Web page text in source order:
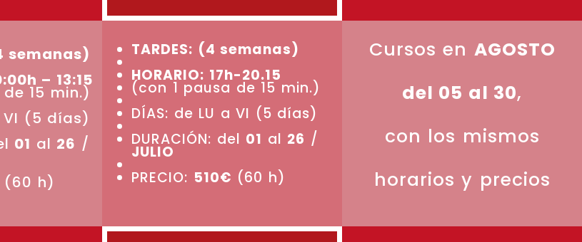
semanas)
– 13:15
15 min.)
VI (5 días)
01 al 26 /
(60 h)
TARDES: (4 semanas)
HORARIO: 17h-20.15
(con 1 pausa de 15 min.)
DÍAS: de LU a VI (5 días)
DURACIÓN: del 01 al 26 /
JULIO
PRECIO: 510€ (60 h)
Cursos en AGOSTO
del 05 al 30,
con los mismos
horarios y precios